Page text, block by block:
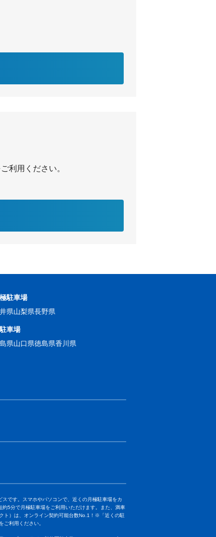
利用ください。
駐車場
県山梨県長野県
車場
県山口県徳島県香川県
です。スマホやパソコンで、近くの月極駐車場をカ
5分で月極駐車場をご利用いただけます。また、満車
ト）は、オンライン契約可能台数No.1！※
「近くの駐
ご利用ください。